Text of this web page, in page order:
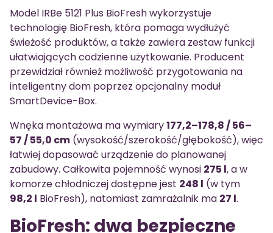
Model IRBe 5121 Plus BioFresh wykorzystuje
technologię BioFresh, która pomaga wydłużyć
świeżość produktów, a także zawiera zestaw funkcji
ułatwiających codzienne użytkowanie. Producent
przewidział również możliwość przygotowania na
inteligentny dom poprzez opcjonalny moduł
SmartDevice-Box.
Wnęka montażowa ma wymiary177,2–178,8 / 56–
57 / 55,0 cm (wysokość/szerokość/głębokość), więc
łatwiej dopasować urządzenie do planowanej
zabudowy. Całkowita pojemność wynosi 275 l, a w
komorze chłodniczej dostępne jest 248 l (w tym
98,2 l BioFresh), natomiast zamrażalnik ma 27 l.
BioFresh: dwa bezpieczne